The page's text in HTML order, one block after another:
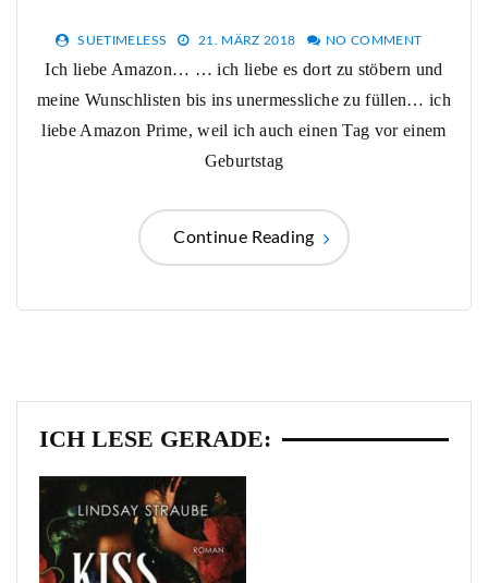
SUETIMELESS 21. MÄRZ 2018 NO COMMENT
Ich liebe Amazon… … ich liebe es dort zu stöbern und
meine Wunschlisten bis ins unermessliche zu füllen… ich
liebe Amazon Prime, weil ich auch einen Tag vor einem
Geburtstag
Continue Reading
ICH LESE GERADE: